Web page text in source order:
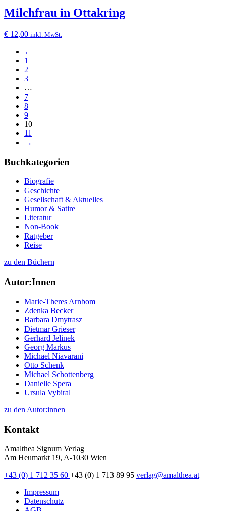
Milchfrau in Ottakring
€ 12,00 inkl. MwSt.
←
1
2
3
…
7
8
9
10
11
→
Buchkategorien
Biografie
Geschichte
Gesellschaft & Aktuelles
Humor & Satire
Literatur
Non-Book
Ratgeber
Reise
zu den Büchern
Autor:Innen
Marie-Theres Arnbom
Zdenka Becker
Barbara Dmytrasz
Dietmar Grieser
Gerhard Jelinek
Georg Markus
Michael Niavarani
Otto Schenk
Michael Schottenberg
Danielle Spera
Ursula Vybiral
zu den Autor:innen
Kontakt
Amalthea Signum Verlag
Am Heumarkt 19, A-1030 Wien
+43 (0) 1 712 35 60 +43 (0) 1 713 89 95 verlag@amalthea.at
Impressum
Datenschutz